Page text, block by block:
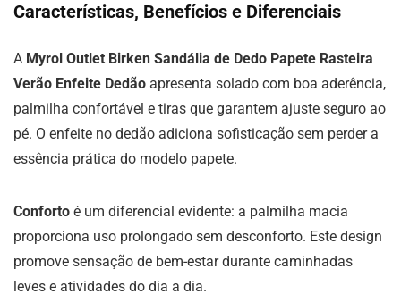
Características, Benefícios e Diferenciais
A Myrol Outlet Birken Sandália de Dedo Papete Rasteira
Verão Enfeite Dedão apresenta solado com boa aderência,
palmilha confortável e tiras que garantem ajuste seguro ao
pé. O enfeite no dedão adiciona sofisticação sem perder a
essência prática do modelo papete.
Conforto é um diferencial evidente: a palmilha macia
proporciona uso prolongado sem desconforto. Este design
promove sensação de bem-estar durante caminhadas
leves e atividades do dia a dia.